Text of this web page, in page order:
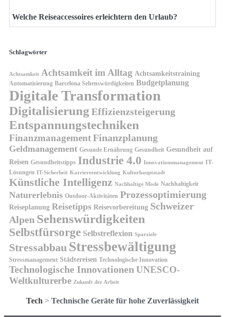
Welche Reiseaccessoires erleichtern den Urlaub?
Schlagwörter
Achtsamkeit Achtsamkeit im Alltag Achtsamkeitstraining
Automatisierung Barcelona Sehenswürdigkeiten Budgetplanung
Digitale Transformation
Digitalisierung Effizienzsteigerung
Entspannungstechniken
FinanzmanagementFinanzplanung
Geldmanagement Gesunde Ernährung Gesundheit Gesundheit auf
Reisen Gesundheitstipps Industrie 4.0 Innovationsmanagement IT-
Lösungen IT-Sicherheit Karriereentwicklung Kulturhauptstadt
Künstliche Intelligenz Nachhaltige Mode Nachhaltigkeit
Naturerlebnis Outdoor-Aktivitäten Prozessoptimierung
Reiseplanung Reisetipps Reisevorbereitung Schweizer
Alpen Sehenswürdigkeiten
Selbstfürsorge Selbstreflexion Sparziele
Stressabbau Stressbewältigung
Stressmanagement Städtereisen Technologische Innovation
Technologische Innovationen UNESCO-
Weltkulturerbe Zukunft der Arbeit
Tech > Technische Geräte für hohe Zuverlässigkeit